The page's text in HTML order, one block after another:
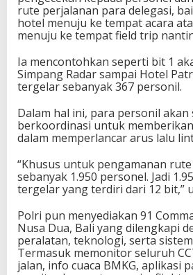
rute perjalanan para delegasi,
hotel menuju ke tempat acara
menuju ke tempat field trip
Ia mencontohkan seperti bit 1
Simpang Radar sampai Hotel
tergelar sebanyak 367 personil.
Dalam hal ini, para personil akan
berkoordinasi untuk
dalam memperlancar arus lalu
“Khusus untuk pengamanan
sebanyak 1.950 personel. Jadi
tergelar yang terdiri dari 12 bit,”
Polri pun menyediakan 91
Nusa Dua, Bali yang dilengkapi
peralatan, teknologi, serta
Termasuk memonitor seluruh
jalan, info cuaca BMKG, aplikasi